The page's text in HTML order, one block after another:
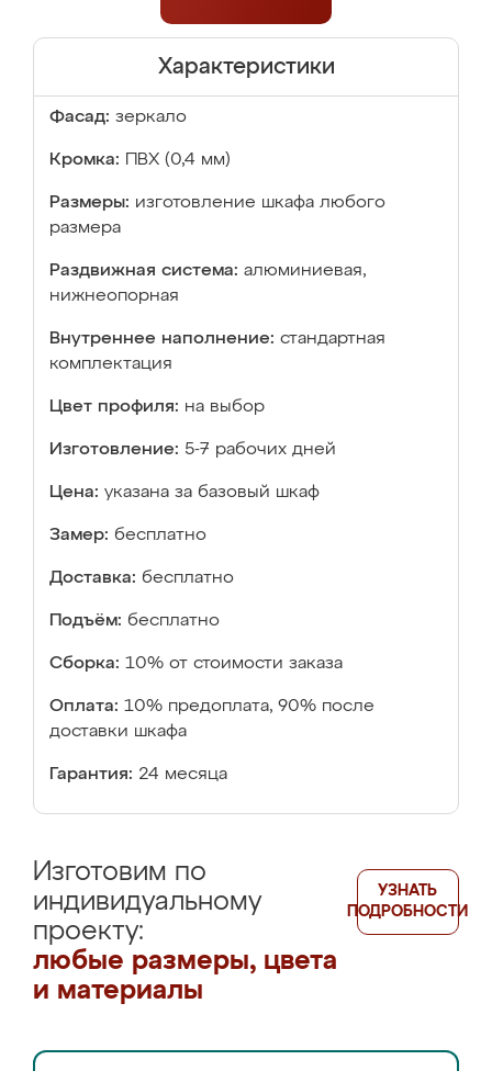
Характеристики
Фасад: зеркало
Кромка: ПВХ (0,4 мм)
Размеры: изготовление шкафа любого
размера
Раздвижная система: алюминиевая,
нижнеопорная
Внутреннее наполнение: стандартная
комплектация
Цвет профиля: на выбор
Изготовление: 5-7 рабочих дней
Цена: указана за базовый шкаф
Замер: бесплатно
Доставка: бесплатно
Подъём: бесплатно
Сборка: 10% от стоимости заказа
Оплата: 10% предоплата, 90% после
доставки шкафа
Гарантия: 24 месяца
Изготовим по
индивидуальному
проекту:
любые размеры, цвета
и материалы
УЗНАТЬ
ПОДРОБНОСТИ